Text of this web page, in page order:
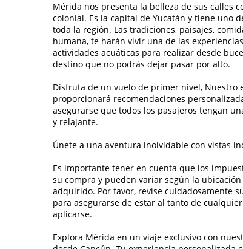
Mérida nos presenta la belleza de sus calles
colonial. Es la capital de Yucatán y tiene uno
toda la región. Las tradiciones, paisajes,
humana, te harán vivir una de las
actividades acuáticas para realizar desde
destino que no podrás dejar pasar por alto.
Disfruta de un vuelo de primer nivel, Nuestro
proporcionará recomendaciones
asegurarse que todos los pasajeros tengan
y relajante.
Únete a una aventura inolvidable con vistas
Es importante tener en cuenta que los
su compra y pueden variar según la
adquirido. Por favor, revise cuidadosamente
para asegurarse de estar al tanto de
aplicarse.
Explora Mérida en un viaje exclusivo con